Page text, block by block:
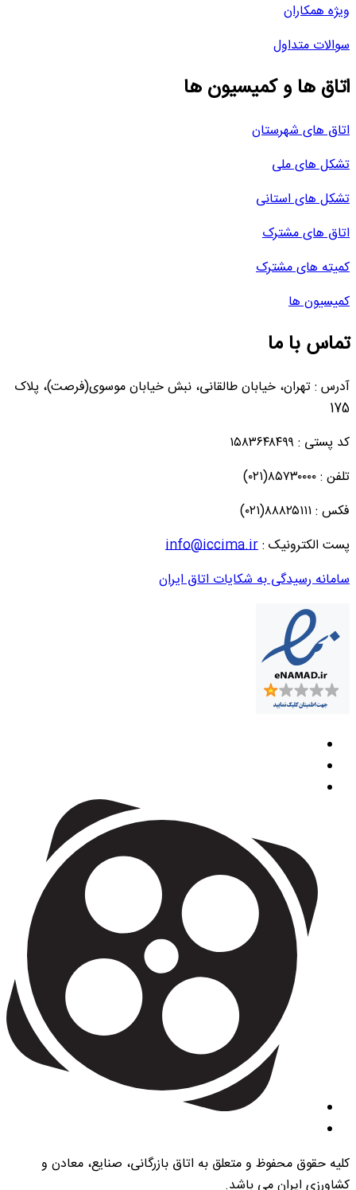
ویژه همکاران
سوالات متداول
اتاق ها و کمیسیون ها
اتاق های شهرستان
تشکل های ملی
تشکل های استانی
اتاق های مشترک
کمیته های مشترک
کمیسیون ها
تماس با ما
آدرس : تهران، خیابان طالقانی، نبش خیابان موسوی(فرصت)، پلاک
175
کد پستی : ۱۵۸۳۶۴۸۴۹۹
تلفن : ۸۵۷۳۰۰۰۰(۰۲۱)
فکس : ۸۸۸۲۵۱۱۱(۰۲۱)
پست الکترونیک :info@iccima.ir
سامانه رسیدگی به شکایات اتاق ایران
کلیه حقوق محفوظ و متعلق به اتاق بازرگانی، صنایع، معادن و
کشاورزی ایران می باشد.